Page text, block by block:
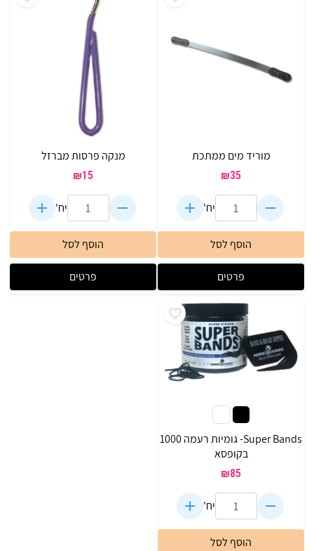
מוריד מים ממתכת
₪35
יח'
הוסף לסל
פרטים
מנקה פרסות מברזל
₪15
יח'
הוסף לסל
פרטים
Super Bands- גומיות רעמה 1000
בקופסא
₪85
יח'
הוסף לסל